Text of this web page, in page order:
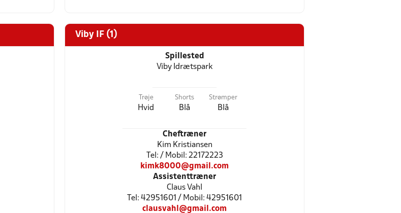
Viby IF (1)
Spillested
Viby Idrætspark
Trøje
Hvid
Shorts
Blå
Strømper
Blå
Cheftræner
Kim Kristiansen
Tel: / Mobil: 22172223
kimk8000@gmail.com
Assistenttræner
Claus Vahl
Tel: 42951601 / Mobil: 42951601
clausvahl@gmail.com